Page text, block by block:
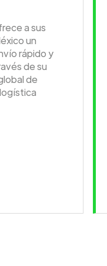
a sus
un
rápido y
de su
de